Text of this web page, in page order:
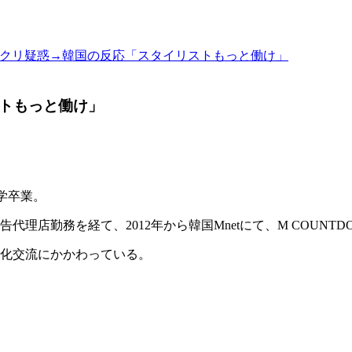
リ疑惑→韓国の反応「スタイリストもっと働け」
もっと働け」
業。
代理店勤務を経て、2012年から韓国Mnetにて、M
交流にかかわっている。